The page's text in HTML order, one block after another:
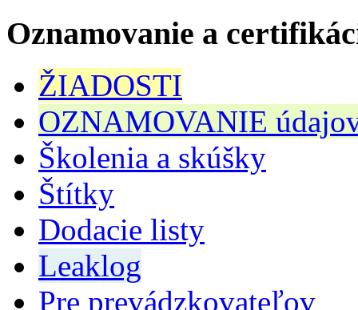
Oznamovanie a
ŽIADOSTI
OZNAMOVANIE
Školenia a skúšky
Štítky
Dodacie listy
Leaklog
Pre prevádzkovateľov